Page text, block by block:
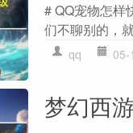
# QQ宠物怎样
们不聊别的，
qq 05-
梦幻西